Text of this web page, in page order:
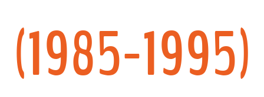
(1985-1995)